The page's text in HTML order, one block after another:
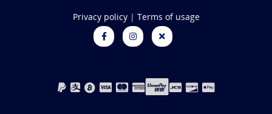
Privacy policy| Terms of usage